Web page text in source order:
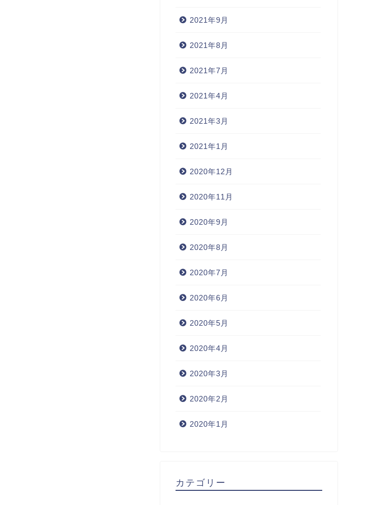
2021年9月
2021年8月
2021年7月
2021年4月
2021年3月
2021年1月
2020年12月
2020年11月
2020年9月
2020年8月
2020年7月
2020年6月
2020年5月
2020年4月
2020年3月
2020年2月
2020年1月
カテゴリー